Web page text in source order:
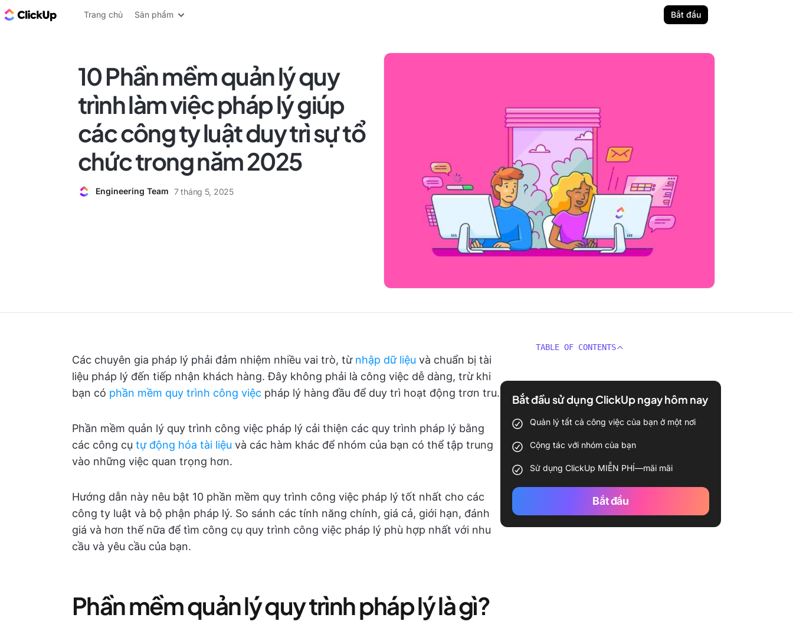
ClickUp Blog
Trang chủ Sản phẩm Bắt đầu
10 Phần mềm quản lý quy
trình làm việc pháp lý giúp
các công ty luật duy trì sự tổ
chức trong năm 2025
Engineering Team 7 tháng 5, 2025
Các chuyên gia pháp lý phải đảm nhiệm nhiều vai trò, từ nhập dữ liệu và chuẩn bị tài
liệu pháp lý đến tiếp nhận khách hàng. Đây không phải là công việc dễ dàng, trừ khi
bạn có phần mềm quy trình công việc pháp lý hàng đầu để duy trì hoạt động trơn tru.
Phần mềm quản lý quy trình công việc pháp lý cải thiện các quy trình pháp lý bằng
các công cụ tự động hóa tài liệu và các hàm khác để nhóm của bạn có thể tập trung
vào những việc quan trọng hơn.
Hướng dẫn này nêu bật 10 phần mềm quy trình công việc pháp lý tốt nhất cho các
công ty luật và bộ phận pháp lý. So sánh các tính năng chính, giá cả, giới hạn, đánh
giá và hơn thế nữa để tìm công cụ quy trình công việc pháp lý phù hợp nhất với nhu
cầu và yêu cầu của bạn.
Phần mềm quản lý quy trình pháp lý là gì?
TABLE OF CONTENTS
Bắt đầu sử dụng ClickUp ngay hôm nay
Quản lý tất cả công việc của bạn ở một nơi
Cộng tác với nhóm của bạn
Sử dụng ClickUp MIỄN PHÍ—mãi mãi
Bắt đầu